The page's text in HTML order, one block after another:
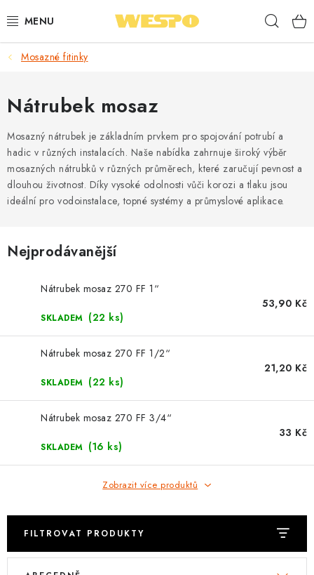
na
ARMATURY PRO TOPENÍ A VODU
TOPENÍ A OHŘEV VODY
TVAROVKY A TRUBKY
VODOINSTALACE
NÁŘADÍ
⭐ NEJLÉPE HODNOCENÉ
⚡ NOVINKA
🎁 ODMĚNY ZA BODY
🏆 WESPO BONUS
KONTAKT
TOPENÁŘSKÁ AKADEMIE
O NÁS
🚚 STAV OBJEDNÁVKY
Mosazné fitinky
Nátrubek mosaz
Mosazný nátrubek je základním prvkem pro spojování potrubí a
hadic v různých instalacích. Naše nabídka zahrnuje široký výběr
mosazných nátrubků v různých průměrech, které zaručují pevnost a
dlouhou životnost. Díky vysoké odolnosti vůči korozi a tlaku jsou
ideální pro vodoinstalace, topné systémy a průmyslové aplikace.
Nejprodávanější
Nátrubek mosaz 270 FF 1“
SKLADEM (22 ks)
53,90 Kč
Nátrubek mosaz 270 FF 1/2“
SKLADEM (22 ks)
21,20 Kč
Nátrubek mosaz 270 FF 3/4“
SKLADEM (16 ks)
33 Kč
Zobrazit více produktů
FILTROVAT PRODUKTY
V
Ř